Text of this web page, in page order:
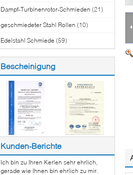
Dampf-Turbinenrotor-Schmieden (21)
geschmiedeter Stahl Rollen (10)
Edelstahl Schmiede (59)
Bescheinigung
Kunden-Berichte
Ich bin zu Ihren Kerlen sehr ehrlich,
gerade wie Ihnen bin ehrlich zu mir.